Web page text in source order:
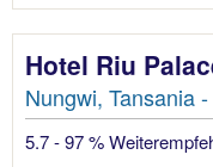
Hotel Riu
Nungwi, Tansania
5.7 - 97 %